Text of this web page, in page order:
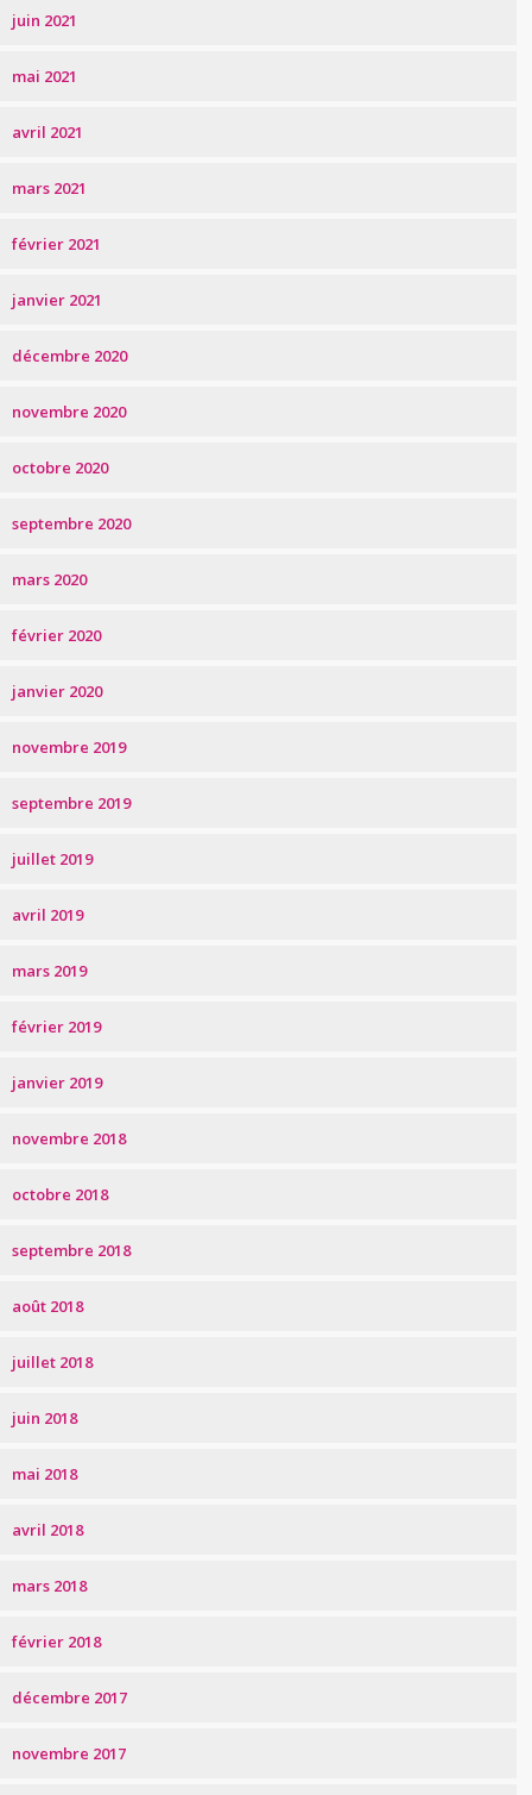
juin 2021
mai 2021
avril 2021
mars 2021
février 2021
janvier 2021
décembre 2020
novembre 2020
octobre 2020
septembre 2020
mars 2020
février 2020
janvier 2020
novembre 2019
septembre 2019
juillet 2019
avril 2019
mars 2019
février 2019
janvier 2019
novembre 2018
octobre 2018
septembre 2018
août 2018
juillet 2018
juin 2018
mai 2018
avril 2018
mars 2018
février 2018
décembre 2017
novembre 2017